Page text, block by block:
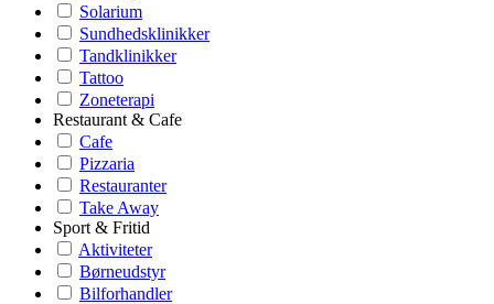
Solarium
Sundhedsklinikker
Tandklinikker
Tattoo
Zoneterapi
Restaurant & Cafe
Cafe
Pizzaria
Restauranter
Take Away
Sport & Fritid
Aktiviteter
Børneudstyr
Bilforhandler